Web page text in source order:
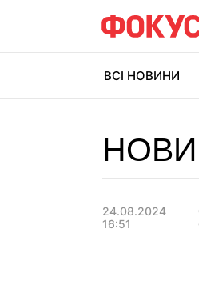
ВСІ НОВИНИ
24.08.2024
16:51